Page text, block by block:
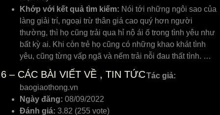
Khớp với kết quả tìm kiếm: Nói tới những ngôi sao của
làng giải trí, ngoại trừ thân giá cao quý hơn người
thường, thì họ cũng trải qua hỉ nộ ái ố trong tình yêu như
bất kỳ ai. Khi còn trẻ họ cũng có những khao khát tình
yêu, cũng từng vấp ngã và nếm trải nỗi đau thất tình. …
6 – CÁC BÀI VIẾT VỀ , TIN TỨCTác giả:
baogiaothong.vn
Ngày đăng: 08/09/2022
Đánh giá: 3.82 (255 vote)